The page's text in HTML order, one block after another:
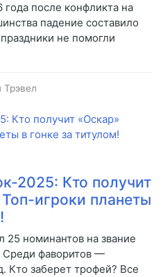
после конфликта на
падение составило
не помогли
2025: Кто получит
игроки планеты
25 номинантов на звание
Среди фаворитов —
заберет трофей? Все